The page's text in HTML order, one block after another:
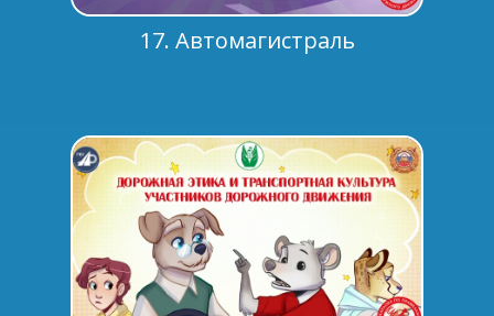
17. Автомагистраль